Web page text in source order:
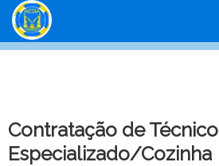
Contratação de Técnico
Especializado/Cozinha